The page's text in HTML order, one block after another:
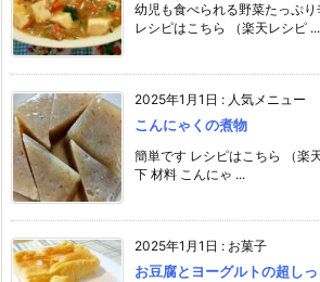
幼児も食べられる野菜たっぷり
レシピはこちら （楽天レシピ ...
2025年1月1日 : 人気メニュー
こんにゃくの煮物
簡単です レシピはこちら （楽
下 材料 こんにゃ ...
2025年1月1日 : お菓子
お豆腐とヨーグルトの超し